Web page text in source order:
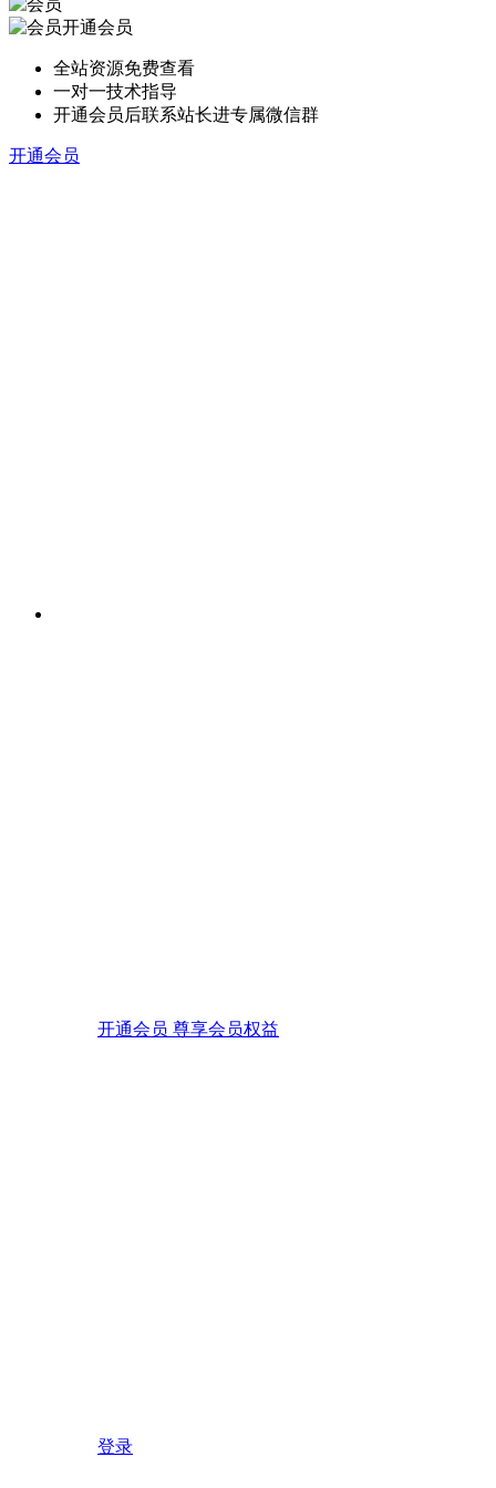
开通会员
全站资源免费查看
一对一技术指导
开通会员后联系站长进专属微信群
开通会员
开通会员 尊享会员权益
登录